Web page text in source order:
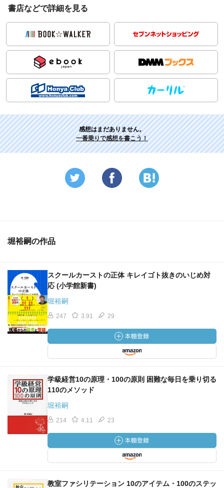
書店などで詳細を見る
感想はまだありません。
一番乗りで感想を書こう！
堀裕嗣の作品
スクールカーストの正体 キレイゴト抜きのいじめ対
応 (小学館新書)
堀裕嗣
247 3.91 29
学級経営10の原理・100の原則 困難な毎日を乗り切る
110のメソッド
堀裕嗣
214 4.11 23
教室ファシリテーション 10のアイテム・100のステッ